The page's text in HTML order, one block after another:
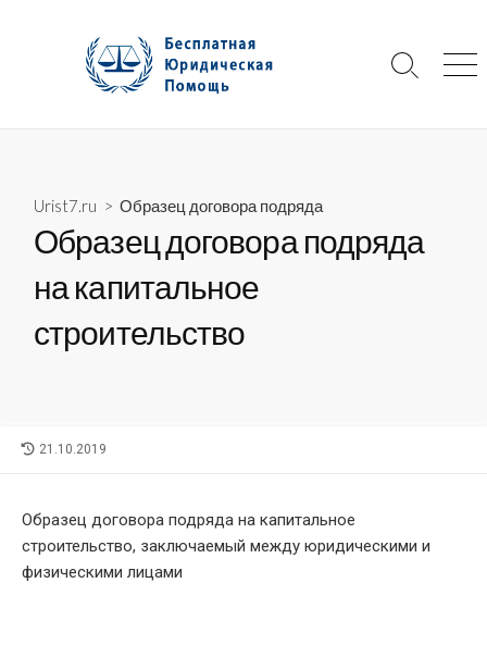
Search
Urist7.ru > Образец договора подряда
Образец договора подряда
на капитальное
строительство
LAST
21.10.2019
Образец договора подряда на капитальное
строительство, заключаемый между юридическими и
физическими лицами